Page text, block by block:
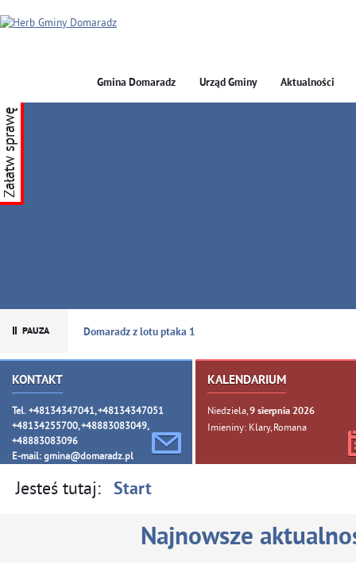
GMINA DOMARADZ
Gmina Domaradz Urząd Gminy Aktualności
Domaradz z lotu ptaka 1
KONTAKT
Tel. +48134347041, +48134347051
+48134255700, +48883083049,
+48883083096
E-mail: gmina@domaradz.pl
KALENDARIUM
Niedziela, 9sierpnia 2026
Imieniny: Klary, Romana
Załatw sprawę
Jesteś tutaj: Start
Najnowsze